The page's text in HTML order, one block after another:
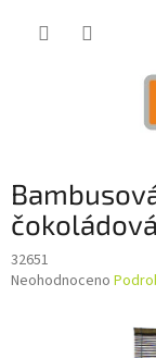
čokoládová
32651
Průměrné
Neohodnoceno